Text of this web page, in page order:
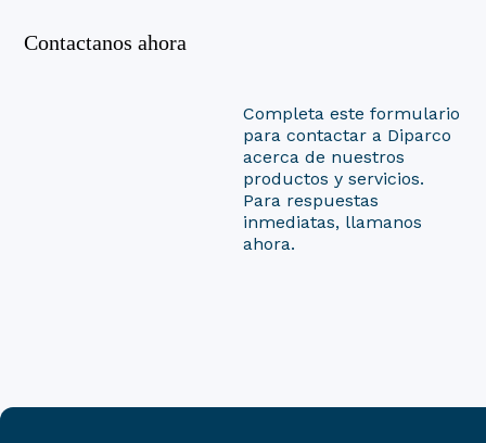
Contactanos ahora
Completa este formulario
para contactar a Diparco
acerca de nuestros
productos y servicios.
Para respuestas
inmediatas, llamanos
ahora.